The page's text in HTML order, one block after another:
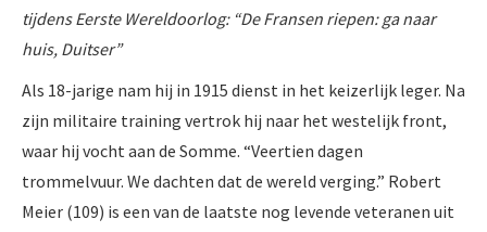
tijdens Eerste Wereldoorlog: “De Fransen riepen: ga naar
huis, Duitser”
Als 18-jarige nam hij in 1915 dienst in het keizerlijk leger. Na
zijn militaire training vertrok hij naar het westelijk front,
waar hij vocht aan de Somme. “Veertien dagen
trommelvuur. We dachten dat de wereld verging.” Robert
Meier (109) is een van de laatste nog levende veteranen uit